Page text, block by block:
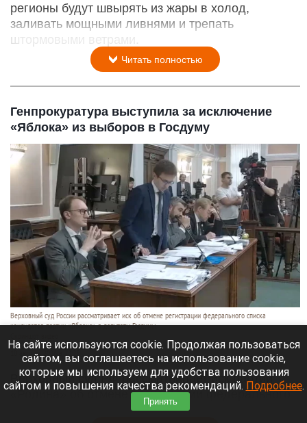
регионы будут швырять из жары в холод,
заливать мощными ливнями и трепать
штормовыми ветрами.
Читать полностью
Генпрокуратура выступила за исключение
«Яблока» из выборов в Госдуму
Верховный суд России рассматривает иск об отмене регистрации федерального списка
кандидатов партии «Яблоко» в депутаты Госдумы.
10 августа 2026 в 22:25
Верховный суд РФ рассматривает иск партии
«Родина» об отмене регистрации федерального
списка «Яблока» на выборах в Госдуму (ГД).
На сайте используются cookie. Продолжая пользоваться
сайтом, вы соглашаетесь на использование cookie,
которые мы используем для удобства пользования
сайтом и повышения качества рекомендаций. Подробнее.
Принять